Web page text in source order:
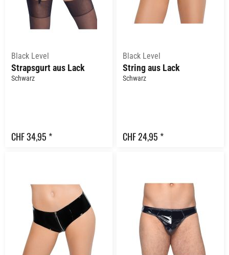
Black Level
Strapsgurt aus Lack
Schwarz
CHF 34,95 *
Black Level
String aus Lack
Schwarz
CHF 24,95 *